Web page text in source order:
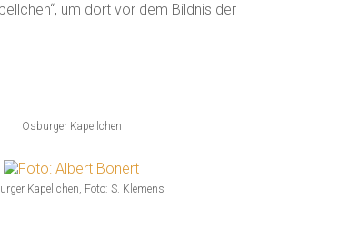
um dort vor dem Bildnis der
Osburger Kapellchen
Kapellchen, Foto: S. Klemens